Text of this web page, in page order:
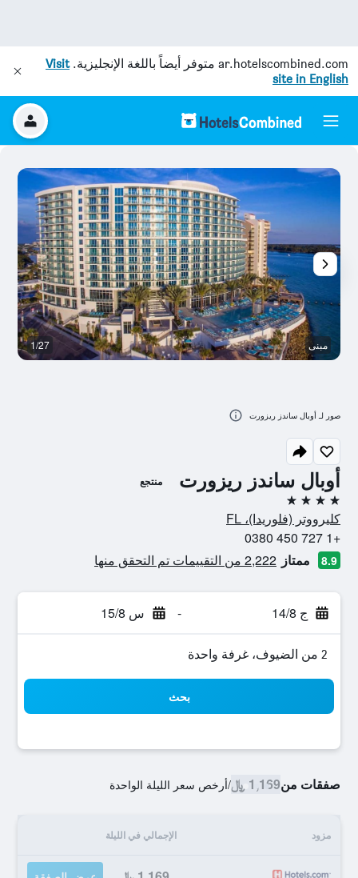
ar.hotelscombined.com متوفر أيضاً باللغة الإنجليزية.Visit
site in English
أوبال ساندز ريزورت منتجع
4 نجوم
كليرووتر (فلوريدا)، FL
+1 727 450 0380
8.9 ممتاز 2,222 من التقييمات تم التحقق منها
ج 14/8 - س 15/8
2 من الضيوف، غرفة واحدة
بحث
صفقات من1,169 ﷼ /أرخص سعر الليلة الواحدة
مزود الإجمالي في الليلة
مبنى 1/27
صور لـ أوبال ساندز ريزورت